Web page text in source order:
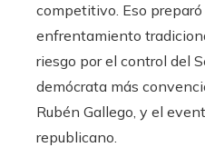
competitivo. Eso
enfrentamiento
riesgo por el control del
demócrata más
Rubén Gallego, y el
republicano.